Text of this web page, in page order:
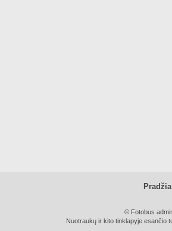
Pradžia
© Fotobus
Nuotraukų ir kito tinklapyje esančio